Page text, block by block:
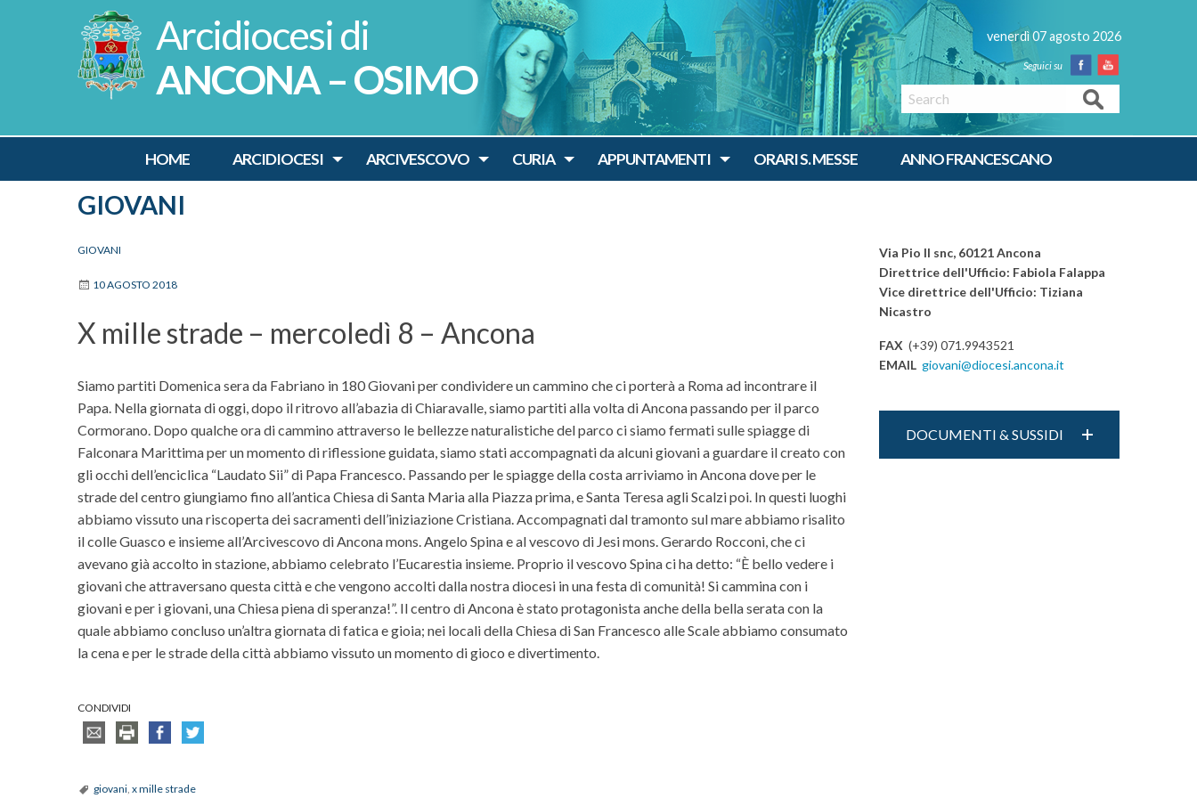
venerdì 07 agosto 2026
Facebook
Youtube
Search
GIOVANI
ANCONA – OSIMO
HOME ARCIDIOCESI ARCIVESCOVO CURIA APPUNTAMENTI ORARI S. MESSE ANNO FRANCESCANO
GIOVANI
10 AGOSTO 2018
X mille strade – mercoledì 8 – Ancona
Siamo partiti Domenica sera da Fabriano in 180 Giovani per condividere un cammino che ci porterà a Roma ad incontrare il
Papa. Nella giornata di oggi, dopo il ritrovo all’abazia di Chiaravalle, siamo partiti alla volta di Ancona passando per il parco
Cormorano. Dopo qualche ora di cammino attraverso le bellezze naturalistiche del parco ci siamo fermati sulle spiagge di
Falconara Marittima per un momento di riflessione guidata, siamo stati accompagnati da alcuni giovani a guardare il creato con
gli occhi dell’enciclica “Laudato Sii” di Papa Francesco. Passando per le spiagge della costa arriviamo in Ancona dove per le
strade del centro giungiamo fino all’antica Chiesa di Santa Maria alla Piazza prima, e Santa Teresa agli Scalzi poi. In questi luoghi
abbiamo vissuto una riscoperta dei sacramenti dell’iniziazione Cristiana. Accompagnati dal tramonto sul mare abbiamo risalito
il colle Guasco e insieme all’Arcivescovo di Ancona mons. Angelo Spina e al vescovo di Jesi mons. Gerardo Rocconi, che ci
avevano già accolto in stazione, abbiamo celebrato l’Eucarestia insieme. Proprio il vescovo Spina ci ha detto: “È bello vedere i
giovani che attraversano questa città e che vengono accolti dalla nostra diocesi in una festa di comunità! Si cammina con i
giovani e per i giovani, una Chiesa piena di speranza!”. Il centro di Ancona è stato protagonista anche della bella serata con la
quale abbiamo concluso un’altra giornata di fatica e gioia; nei locali della Chiesa di San Francesco alle Scale abbiamo consumato
la cena e per le strade della città abbiamo vissuto un momento di gioco e divertimento.
CONDIVIDI
giovani x mille strade
Via Pio II snc, 60121 Ancona
Direttrice dell'Ufficio: Fabiola Falappa
Vice direttrice dell'Ufficio: Tiziana
Nicastro
FAX (+39) 071.9943521
EMAIL giovani@diocesi.ancona.it
DOCUMENTI & SUSSIDI